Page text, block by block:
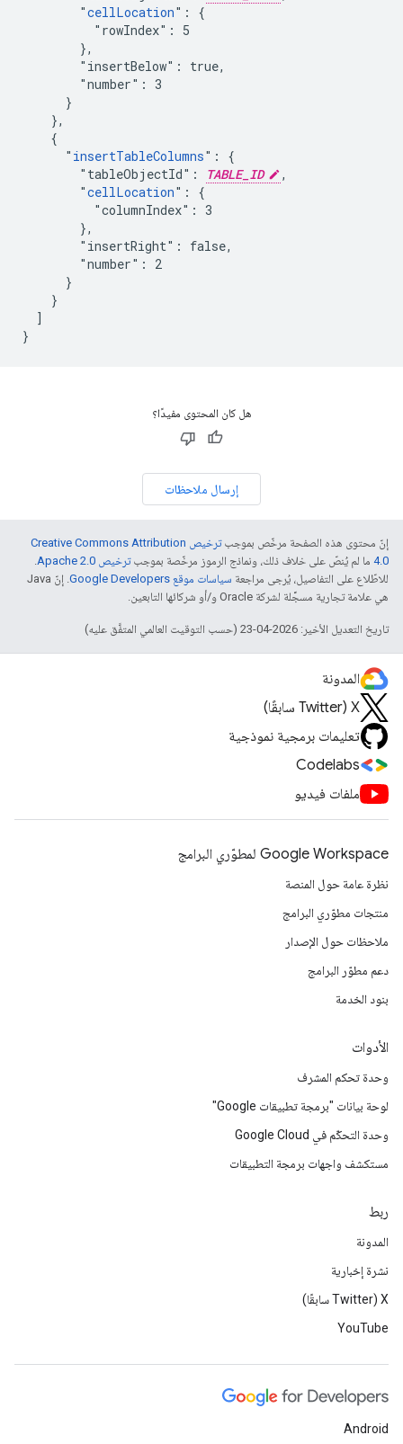
        "
cellLocation": {
          "rowIndex": 5
        },
        "insertBelow": true,
        "number": 3
      }
    },
    {
      "
insertTableColumns": {
        "tableObjectId":
TABLE_ID
,
        "
cellLocation": {
          "columnIndex": 3
        },
        "insertRight": false,
        "number": 2
      }
    }
  ]
}
هل كان المحتوى مفيدًا؟
إرسال ملاحظات
إنّ محتوى هذه الصفحة مرخّص بموجب
ترخيص Creative Commons Attribution
4.0‏ ما لم يُنصّ على خلاف ذلك، ونماذج الرموز مرخّصة بموجبترخيص Apache 2.0‏
.
للاطّلاع على التفاصيل، يُرجى مراجعة سياسات موقع Google Developers‏
. إنّ Java
هي علامة تجارية مسجَّلة لشركة Oracle و/أو شركائها التابعين.
تاريخ التعديل الأخير: 2026-04-23 (حسب التوقيت العالمي المتفَّق عليه)
المدونة
‫X ‏(Twitter سابقًا)
تعليمات برمجية نموذجية
Codelabs
ملفات فيديو
Google Workspace لمطوّري البرامج
نظرة عامة حول المنصة
منتجات مطوّري البرامج
ملاحظات حول الإصدار
دعم مطوّر البرامج
بنود الخدمة
الأدوات
وحدة تحكم المشرف
لوحة بيانات "برمجة تطبيقات Google"
وحدة التحكّم في Google Cloud
مستكشف واجهات برمجة التطبيقات
ربط
المدونة
نشرة إخبارية
‫X ‏(Twitter سابقًا)
YouTube
Android